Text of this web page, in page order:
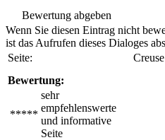
Bewertung abgeben
Wenn Sie diesen Eintrag nicht
ist das Aufrufen dieses Dialoges
Seite:
Bewertung:
*****
sehr
empfehlenswerte
und informative
Seite